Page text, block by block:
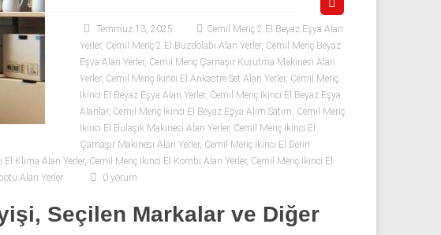
Temmuz 13, 2025
Cemil Meriç 2.El Beyaz Eşya Alan
Yerler, Cemil Meriç 2.El Buzdolabı Alan Yerler, Cemil Meriç Beyaz
Eşya Alan Yerler, Cemil Meriç Çamaşır Kurutma Makinesi Alan
Yerler, Cemil Meriç İkinci El Ankastre Set Alan Yerler, Cemil Meriç
İkinci El Beyaz Eşya Alan Yerler, Cemil Meriç İkinci El Beyaz Eşya
Alanlar, Cemil Meriç İkinci El Beyaz Eşya Alım Satım, Cemil Meriç
İkinci El Bulaşık Makinesi Alan Yerler, Cemil Meriç İkinci El
Çamaşır Makinesi Alan Yerler, Cemil Meriç İkinci El Derin
El Klima Alan Yerler, Cemil Meriç İkinci El Kombi Alan Yerler, Cemil Meriç İkinci El
Alan Yerler 0 yorum
Seçilen Markalar ve Diğer